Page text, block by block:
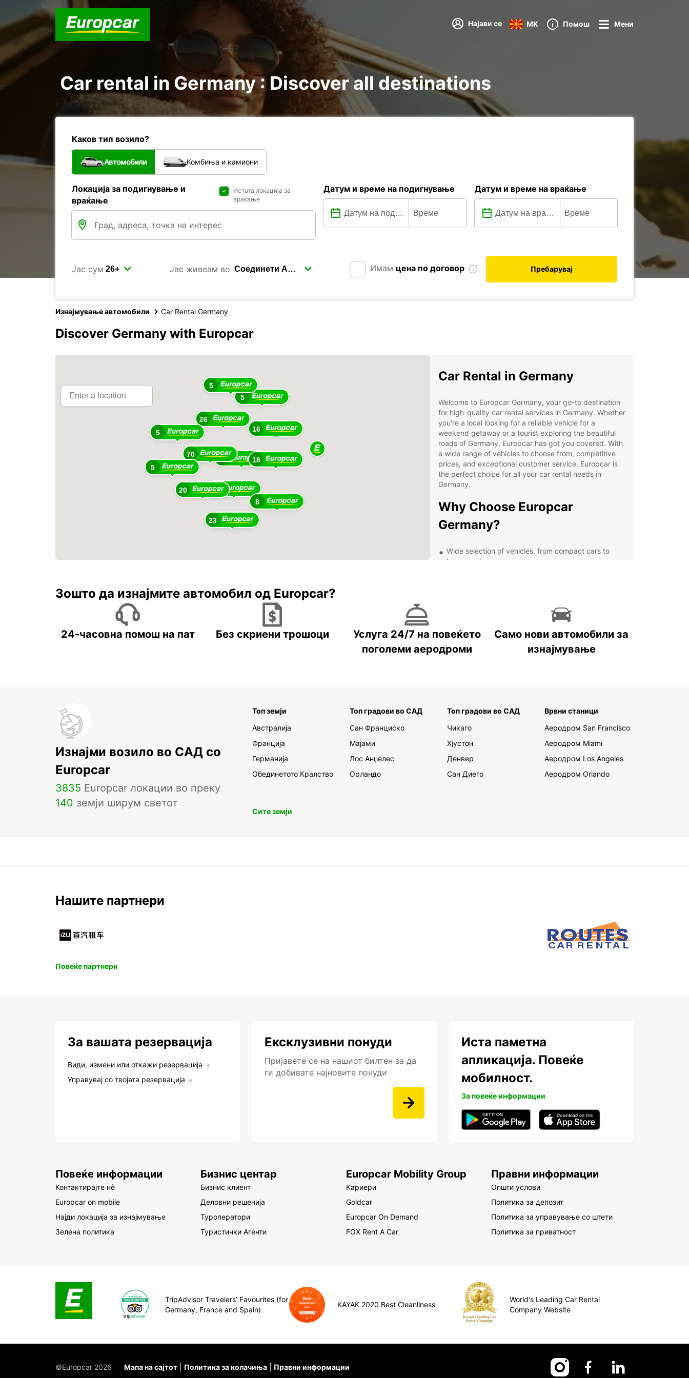
Најави се MK Помош Мени
Car rental in Germany : Discover all destinations
Каков тип возило?
Автомобили Комбиња и камиони
Локација за подигнување и
враќање
Истата локација за
враќање
Датум и време на подигнување Датум и време на враќање
Јас сум Јас живеам во Имам цена по договор Пребарувај
Изнајмување автомобили Car Rental Germany
Discover Germany with Europcar
69
70
18
79
26
16
20
5
8
5
5
23
5
Car Rental in Germany
Welcome to Europcar Germany, your go-to destination
for high-quality car rental services in Germany. Whether
you're a local looking for a reliable vehicle for a
weekend getaway or a tourist exploring the beautiful
roads of Germany, Europcar has got you covered. With
a wide range of vehicles to choose from, competitive
prices, and exceptional customer service, Europcar is
the perfect choice for all your car rental needs in
Germany.
Why Choose Europcar
Germany?
Wide selection of vehicles, from compact cars to
luxury sedans
Competitive prices and special deals for loyal
customers
24/7 customer support and roadside assistance for a
landscapes, historic landmarks, and vibrant cities. With
Europcar, you can explore everything that Germany has
famous Romantic Road, visit the charming villages of
the Black Forest, or discover the bustling streets of
Зошто да изнајмите автомобил од Europcar?
24-часовна помош на пат Без скриени трошоци
Услуга 24/7 на повеќето
поголеми аеродроми
Само нови автомобили за
изнајмување
Изнајми возило во САД со
Europcar
3835 Europcar локации во преку
140 земји ширум светот
Топ земји
Австралија
Франција
Германија
Обединетото Кралство
Топ градови во САД
Сан Франциско
Мајами
Лос Анџелес
Орландо
Топ градови во САД
Чикаго
Хјустон
Денвер
Сан Диего
Врвни станици
Аеродром San Francisco
Аеродром Miami
Аеродром Los Angeles
Аеродром Orlando
Сите земји
Нашите партнери
Повеќе партнери
За вашата резервација
Види, измени или откажи резервација
Управувај со твојата резервација
Ексклузивни понуди
Пријавете се на нашиот билтен за да
ги добивате најновите понуди
Иста паметна
апликација. Повеќе
мобилност.
За повеќе информации
Повеќе информации
Контактирајте нè
Еuropcar on mobile
Најди локација за изнајмување
Зелена политика
Бизнис центар
Бизнис клиент
Деловни решенија
Туроператори
Туристички Агенти
Europcar Mobility Group
Кариери
Goldcar
Europcar On Demand
FOX Rent A Car
Правни информации
Општи услови
Политика за депозит
Политика за управување со штети
Политика за приватност
TripAdvisor Travelers’ Favourites (for
Germany, France and Spain)
KAYAK 2020 Best Cleanliness
World's Leading Car Rental
Company Website
©Europcar 2026 Мапа на сајтот Политика за колачиња Правни информации